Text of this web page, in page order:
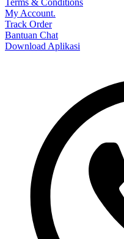
Terms & Conditions
My Account.
Track Order
Bantuan Chat
Download Aplikasi